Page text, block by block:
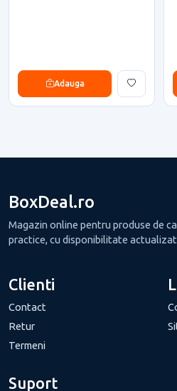
Adauga
BoxDeal.ro
Magazin online pentru produse de
practice, cu disponibilitate
Clienti
Contact
Retur
Termeni
Suport